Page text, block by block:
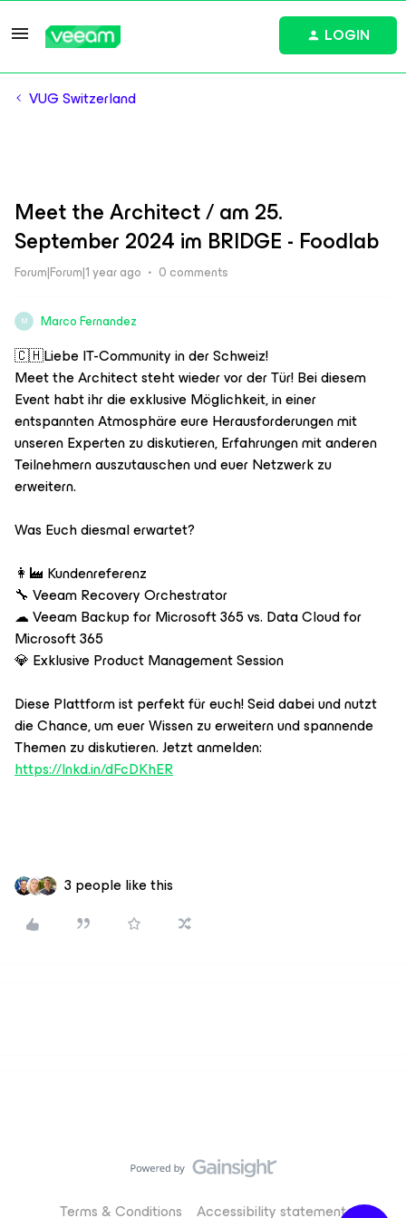
LOGIN
VUG Switzerland
Meet the Architect / am 25.
September 2024 im BRIDGE - Foodlab
Forum|Forum|1 year ago 0 comments
M Marco Fernandez
🇨🇭Liebe IT-Community in der Schweiz!
Meet the Architect steht wieder vor der Tür! Bei diesem
Event habt ihr die exklusive Möglichkeit, in einer
entspannten Atmosphäre eure Herausforderungen mit
unseren Experten zu diskutieren, Erfahrungen mit anderen
Teilnehmern auszutauschen und euer Netzwerk zu
erweitern.
Was Euch diesmal erwartet?
👩‍🏭 Kundenreferenz
🔧 Veeam Recovery Orchestrator
☁ Veeam Backup for Microsoft 365 vs. Data Cloud for
Microsoft 365
💎 Exklusive Product Management Session
Diese Plattform ist perfekt für euch! Seid dabei und nutzt
die Chance, um euer Wissen zu erweitern und spannende
Themen zu diskutieren. Jetzt anmelden:
https://lnkd.in/dFcDKhER
3 people like this
Terms & Conditions Accessibility statement